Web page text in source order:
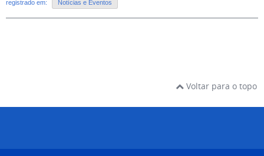
registrado em: Notícias e Eventos
Voltar para o topo